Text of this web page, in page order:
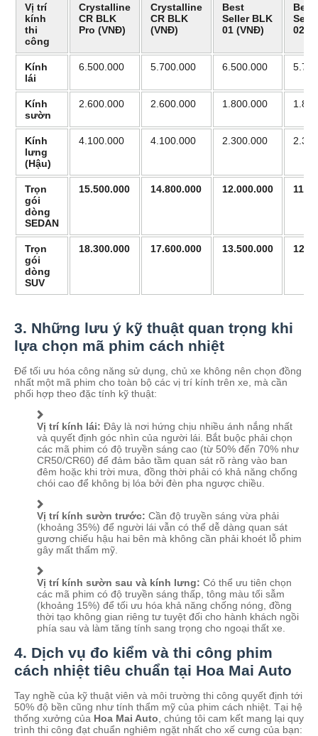
Vị trí
kính
thi
công
Crystalline
CR BLK
Pro (VNĐ)
Crystalline
CR BLK
(VNĐ)
Best
Seller BLK
01 (VNĐ)
Best
02
Kính
lái
6.500.000 5.700.000 6.500.000
Kính
sườn
2.600.000 2.600.000 1.800.000
Kính
lưng
(Hậu)
4.100.000 4.100.000 2.300.000
Trọn
gói
dòng
SEDAN
15.500.000 14.800.000 12.000.000
Trọn
gói
dòng
SUV
18.300.000 17.600.000 13.500.000
3. Những lưu ý kỹ thuật quan trọng khi
lựa chọn mã phim cách nhiệt
Để tối ưu hóa công năng sử dụng, chủ xe không nên chọn đồng
nhất một mã phim cho toàn bộ các vị trí kính trên xe, mà cần
phối hợp theo đặc tính kỹ thuật:
Vị trí kính lái: Đây là nơi hứng chịu nhiều ánh nắng nhất
và quyết định góc nhìn của người lái. Bắt buộc phải chọn
các mã phim có độ truyền sáng cao (từ 50% đến 70% như
CR50/CR60) để đảm bảo tầm quan sát rõ ràng vào ban
đêm hoặc khi trời mưa, đồng thời phải có khả năng chống
chói cao để không bị lóa bởi đèn pha ngược chiều.
Vị trí kính sườn trước: Cần độ truyền sáng vừa phải
(khoảng 35%) để người lái vẫn có thể dễ dàng quan sát
gương chiếu hậu hai bên mà không cần phải khoét lỗ phim
gây mất thẩm mỹ.
Vị trí kính sườn sau và kính lưng: Có thể ưu tiên chọn
các mã phim có độ truyền sáng thấp, tông màu tối sẫm
(khoảng 15%) để tối ưu hóa khả năng chống nóng, đồng
thời tạo không gian riêng tư tuyệt đối cho hành khách ngồi
phía sau và làm tăng tính sang trọng cho ngoại thất xe.
4. Dịch vụ đo kiểm và thi công phim
cách nhiệt tiêu chuẩn tại Hoa Mai Auto
Tay nghề của kỹ thuật viên và môi trường thi công quyết định tới
50% độ bền cũng như tính thẩm mỹ của phim cách nhiệt. Tại hệ
thống xưởng của Hoa Mai Auto , chúng tôi cam kết mang lại quy
trình thi công đạt chuẩn nghiêm ngặt nhất cho xế cưng của bạn: